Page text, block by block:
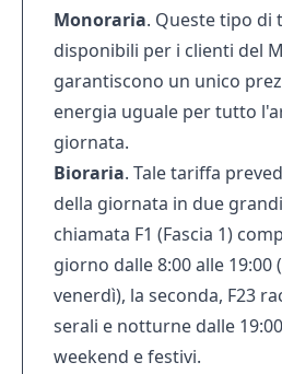
Monoraria. Queste tipo di
disponibili per i clienti del
garantiscono un unico
energia uguale per tutto
giornata.
Bioraria. Tale tariffa
della giornata in due
chiamata F1 (Fascia 1)
giorno dalle 8:00 alle 19:00
venerdì), la seconda, F23
serali e notturne dalle
weekend e festivi.